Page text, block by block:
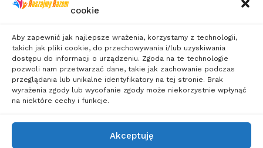
cookie
Aby zapewnić jak najlepsze wrażenia, korzystamy z technologii,
takich jak pliki cookie, do przechowywania i/lub uzyskiwania
dostępu do informacji o urządzeniu. Zgoda na te technologie
pozwoli nam przetwarzać dane, takie jak zachowanie podczas
przeglądania lub unikalne identyfikatory na tej stronie. Brak
wyrażenia zgody lub wycofanie zgody może niekorzystnie wpłynąć
na niektóre cechy i funkcje.
Akceptuję
Wakacje
dla
Singli
Wczasy
dla
Polityka